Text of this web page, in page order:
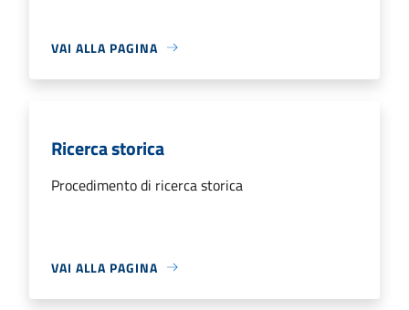
VAI ALLA PAGINA
Ricerca storica
Procedimento di ricerca storica
VAI ALLA PAGINA